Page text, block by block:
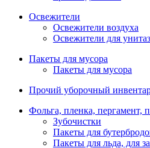
Освежители
Освежители воздуха
Освежители для
Пакеты для мусора
Пакеты для мусора
Прочий уборочный
Фольга, пленка, пергамент,
Зубочистки
Пакеты для
Пакеты для льда, для